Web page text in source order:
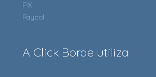
PIX
Paypal
A Click Borde utiliza